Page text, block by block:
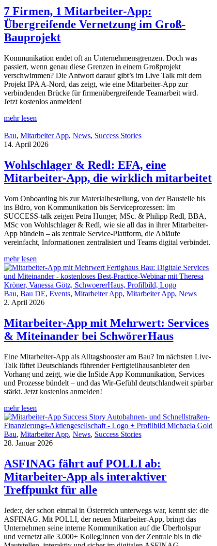
7 Firmen, 1 Mitarbeiter-App:
Übergreifende Vernetzung im Groß-
Bauprojekt
Kommunikation endet oft an Unternehmensgrenzen. Doch was
passiert, wenn genau diese Grenzen in einem Großprojekt
verschwimmen? Die Antwort darauf gibt’s im Live Talk mit dem
Projekt IPA A-Nord, das zeigt, wie eine Mitarbeiter-App zur
verbindenden Brücke für firmenübergreifende Teamarbeit wird.
Jetzt kostenlos anmelden!
mehr lesen
Bau, Mitarbeiter App, News, Success Stories
14. April 2026
Wohlschlager & Redl: EFA, eine
Mitarbeiter-App, die wirklich mitarbeitet
Vom Onboarding bis zur Materialbestellung, von der Baustelle bis
ins Büro, von Kommunikation bis Serviceprozessen: Im
SUCCESS-talk zeigen Petra Hunger, MSc. & Philipp Redl, BBA,
MSc von Wohlschlager & Redl, wie sie all das in ihrer Mitarbeiter-
App bündeln – als zentrale Service-Plattform, die Abläufe
vereinfacht, Informationen zentralisiert und Teams digital verbindet.
mehr lesen
Bau, Bau DE, Events, Mitarbeiter App, Mitarbeiter App, News
2. April 2026
Mitarbeiter-App mit Mehrwert: Services
& Miteinander bei SchwörerHaus
Eine Mitarbeiter-App als Alltagsbooster am Bau? Im nächsten Live-
Talk lüftet Deutschlands führender Fertigteilhausanbieter den
Vorhang und zeigt, wie die InSide App Kommunikation, Services
und Prozesse bündelt – und das Wir-Gefühl deutschlandweit spürbar
stärkt. Jetzt kostenlos anmelden!
mehr lesen
Bau, Mitarbeiter App, News, Success Stories
28. Januar 2026
ASFINAG fährt auf POLLI ab:
Mitarbeiter-App als interaktiver
Treffpunkt für alle
Jede:r, der schon einmal in Österreich unterwegs war, kennt sie: die
ASFINAG. Mit POLLI, der neuen Mitarbeiter-App, bringt das
Unternehmen seine interne Kommunikation auf die Überholspur
und vernetzt alle 3.000+ Kolleg:innen von der Zentrale bis in die